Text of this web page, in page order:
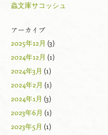
蟲文庫サコッシュ
アーカイブ
2025年12月 (3)
2024年12月 (1)
2024年3月 (1)
2024年2月 (1)
2024年1月 (3)
2023年6月 (1)
2023年5月 (1)